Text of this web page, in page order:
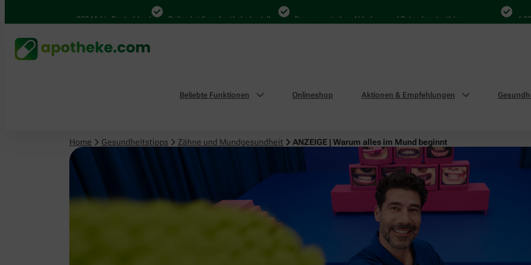
4.000 Mal in Deutschland Online bei Ihrer Apotheke bestellen Bequem zwischen Abholung und Botendienst wählen 4.000
Beliebte Funktionen Onlineshop Aktionen & Empfehlungen
Home Gesundheitstipps Zähne und Mundgesundheit ANZEIGE | Warum alles im Mund beginnt